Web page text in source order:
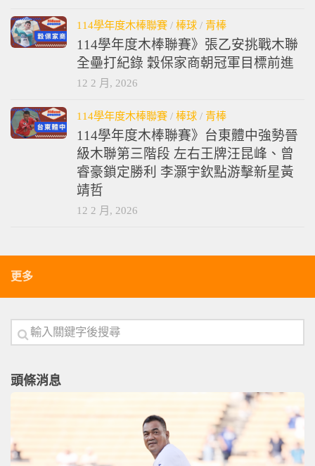
114學年度木棒聯賽 / 棒球 / 青棒
114學年度木棒聯賽》張乙安挑戰木聯
全壘打紀錄 穀保家商朝冠軍目標前進
12 2 月, 2026
114學年度木棒聯賽 / 棒球 / 青棒
114學年度木棒聯賽》台東體中強勢晉
級木聯第三階段 左右王牌汪昆峰、曾
睿豪鎖定勝利 李灝宇欽點游擊新星黃
靖哲
12 2 月, 2026
更多
頭條消息